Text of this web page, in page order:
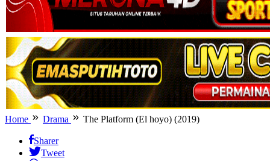
Home Drama The Platform (El hoyo) (2019)
Sharer
Tweet